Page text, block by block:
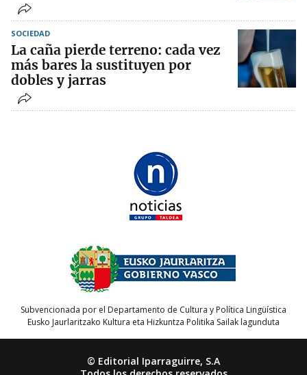
SOCIEDAD
La caña pierde terreno: cada vez
más bares la sustituyen por
dobles y jarras
Subvencionada por el Departamento de Cultura y Política Lingüística
Eusko Jaurlaritzako Kultura eta Hizkuntza Politika Sailak lagunduta
© Editorial Iparraguirre, S.A